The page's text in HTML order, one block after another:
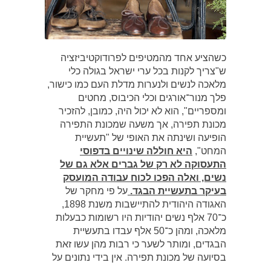
כשהציע אחד מהמטיפים לפרודוקטיביזציה
ש"צריך לקנות בכל ערי ישראל בגולה כלי
מלאכה לנשים ולנערות מדלת העם כמו כישור,
פלך מנור־אורגים וכלי הכיבוס, מחטים
ומספריים", הוא לא יכול היה, כמובן, להזכיר
מכונת תפירה, אך משעה שמכונת התפירה
הופיעה ושינתה את האופי של "תעשיית
המחט", היא חוללה שינויים בדפוסי
התעסוקה לא רק של גברים אלא גם של
נשים, ואלה הפכו לכוח עבודה המועסק
בעיקר בתעשיית הבגד. על פי מחקר של
האגודה היהודית להתיישבות משנת 1898,
כ־70 אלף נשים יהודיות היו רשומות כבעלות
מלאכה, ומהן כ־50 אלף עבדו בתעשיית
הבגדים, ומותר לשער כי רבות מהן עשו זאת
בסיועה של מכונת תפירה. אין בידי נתונים על